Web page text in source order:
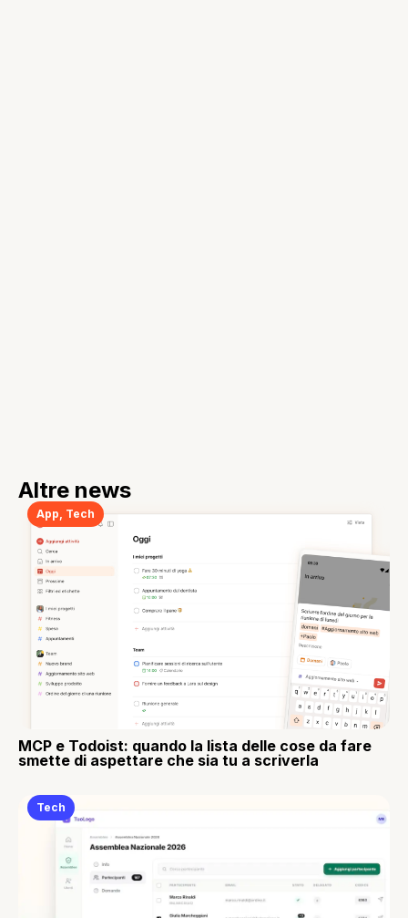
Altre news
App Tech
MCP e Todoist: quando la lista delle cose da fare
smette di aspettare che sia tu a scriverla
Tech